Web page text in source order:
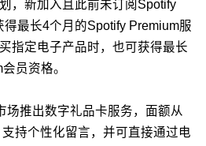
，新加入且此前未订阅Spotify
最长4个月的Spotify Premium服
指定电子产品时，也可获得最长
员资格。
场推出数字礼品卡服务，面额从
持个性化留言，并可直接通过电